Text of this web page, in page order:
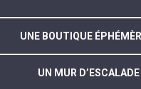
UNE BOUTIQUE
UN MUR